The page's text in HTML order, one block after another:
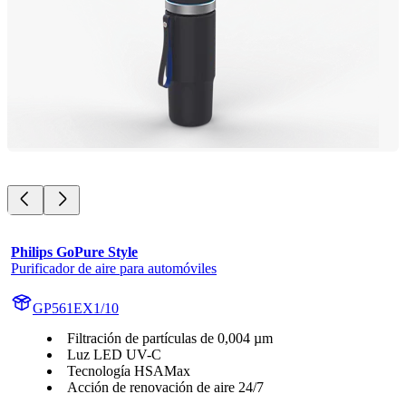
Philips GoPure Style
Purificador de aire para automóviles
GP561EX1/10
Filtración de partículas de 0,004 µm
Luz LED UV-C
Tecnología HSAMax
Acción de renovación de aire 24/7